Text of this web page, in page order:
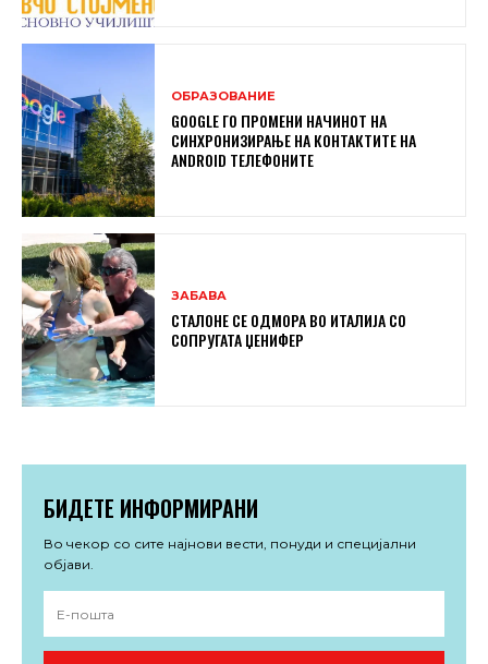
ОБРАЗОВАНИЕ
GOOGLE ГО ПРОМЕНИ НАЧИНОТ НА
СИНХРОНИЗИРАЊЕ НА КОНТАКТИТЕ НА
ANDROID ТЕЛЕФОНИТЕ
ЗАБАВА
СТАЛОНЕ СЕ ОДМОРА ВО ИТАЛИЈА СО
СОПРУГАТА ЏЕНИФЕР
БИДЕТЕ ИНФОРМИРАНИ
Во чекор со сите најнови вести, понуди и специјални
објави.